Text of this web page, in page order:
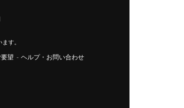
す。
望 - ヘルプ・お問い合わせ